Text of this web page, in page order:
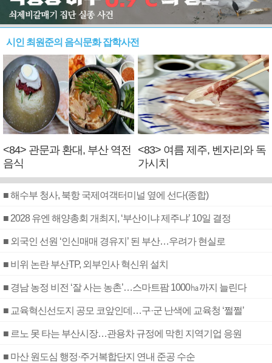
시인 최원준의 음식문화 잡학사전
<84> 관문과 환대, 부산 역전
음식
<83> 여름 제주, 벤자리와 독
가시치
■ 해수부 청사, 북항 국제여객터미널 옆에 선다(종합)
■ 2028 유엔 해양총회 개최지, ‘부산이냐 제주냐’ 10일 결정
■ 외국인 선원 ‘인신매매 경유지’ 된 부산…우려가 현실로
■ 비위 논란 부산TP, 외부인사 혁신위 설치
■ 경남 농정 비전 ‘잘 사는 농촌’…스마트팜 1000㏊까지 늘린다
■ 교육혁신선도지 공모 코앞인데…구·군 난색에 교육청 ‘쩔쩔’
■ 르노 못 타는 부산시장…관용차 규정에 막힌 지역기업 응원
■ 마산 원도심 행정·주거복합단지 연내 준공 수순